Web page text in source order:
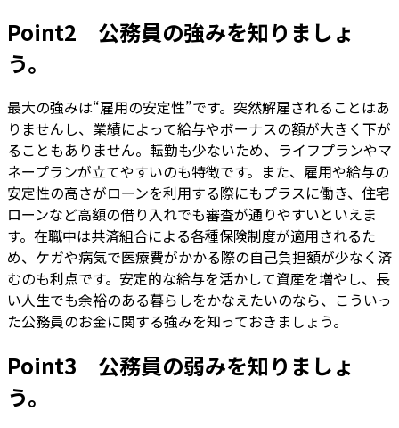
Point2 公務員の強みを知りましょ
う。
最大の強みは“雇用の安定性”です。突然解雇されることはあ
りませんし、業績によって給与やボーナスの額が大きく下が
ることもありません。転勤も少ないため、ライフプランやマ
ネープランが立てやすいのも特徴です。また、雇用や給与の
安定性の高さがローンを利用する際にもプラスに働き、住宅
ローンなど高額の借り入れでも審査が通りやすいといえま
す。在職中は共済組合による各種保険制度が適用されるた
め、ケガや病気で医療費がかかる際の自己負担額が少なく済
むのも利点です。安定的な給与を活かして資産を増やし、長
い人生でも余裕のある暮らしをかなえたいのなら、こういっ
た公務員のお金に関する強みを知っておきましょう。
Point3 公務員の弱みを知りましょ
う。